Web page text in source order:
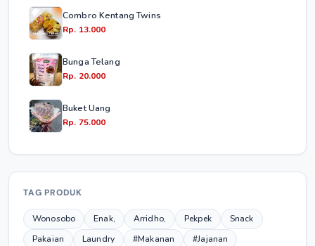
Combro Kentang Twins
Rp. 13.000
Bunga Telang
Rp. 20.000
Buket Uang
Rp. 75.000
TAG PRODUK
Wonosobo Enak, Arridho, Pekpek
Snack
Pakaian
Laundry #Makanan
#Jajanan